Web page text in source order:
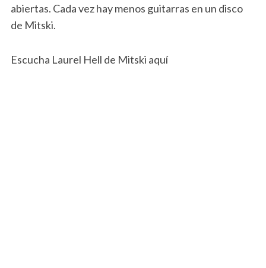
abiertas. Cada vez hay menos guitarras en un disco
de Mitski.
Escucha Laurel Hell de Mitski aquí